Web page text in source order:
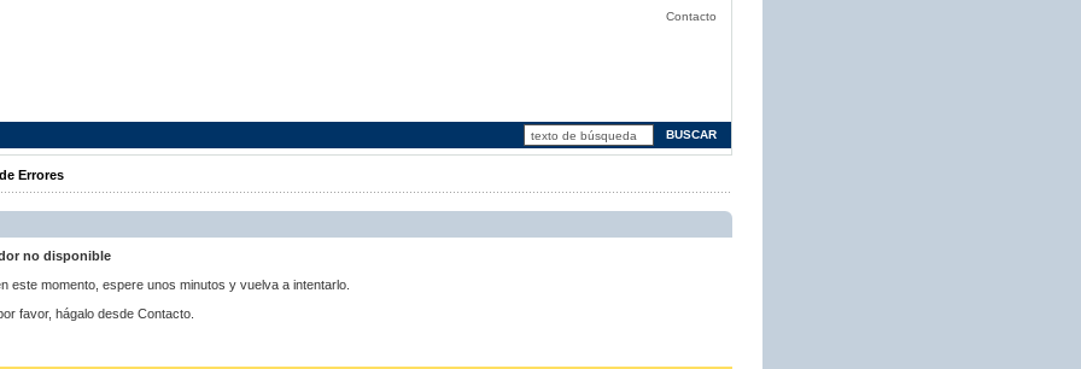
Contacto
Errores
no disponible
este momento, espere unos minutos y vuelva a intentarlo.
favor, hágalo desde Contacto.